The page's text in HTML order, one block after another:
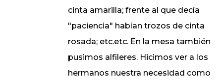
cinta amarilla; frente al que decía
"paciencia" habían trozos de cinta
rosada; etc.etc. En la mesa también
pusimos alfileres. Hicimos ver a los
hermanos nuestra necesidad como